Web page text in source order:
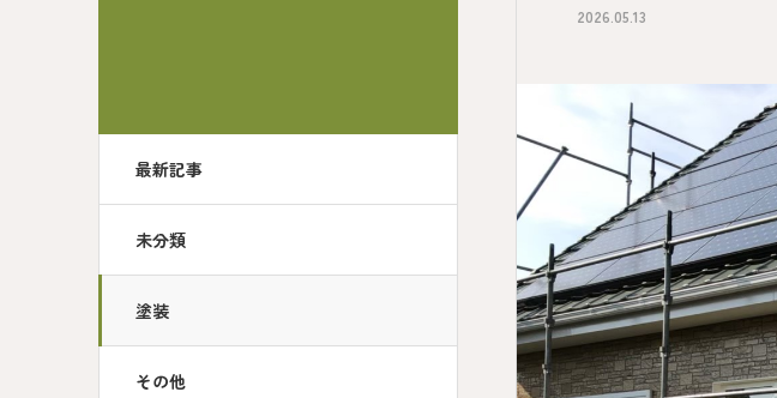
最新記事
未分類
塗装
その他
2026.05.13